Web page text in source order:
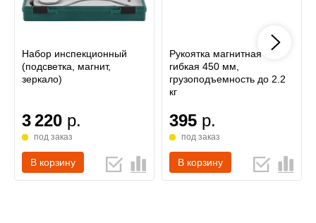
Набор инспекционный
(подсветка, магнит,
зеркало)
3 220 р.
под заказ
В корзину
Рукоятка магнитная
гибкая 450 мм,
грузоподъемность до 2.2
кг
395 р.
под заказ
В корзину